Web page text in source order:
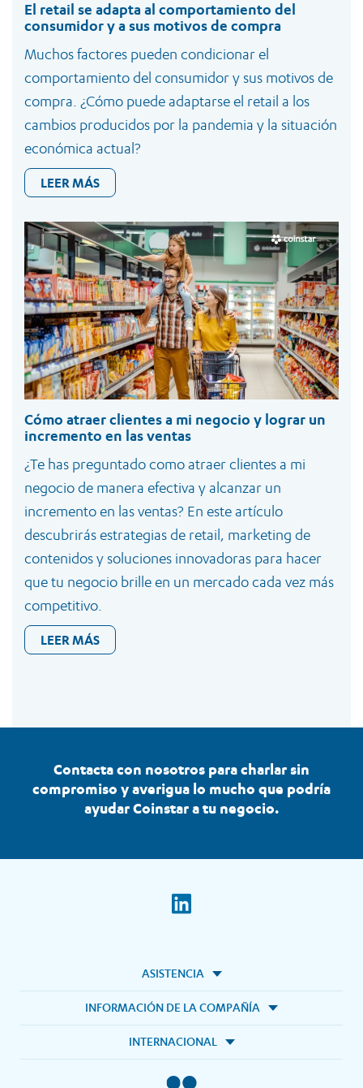
El retail se adapta al comportamiento del
consumidor y a sus motivos de compra
Muchos factores pueden condicionar el
comportamiento del consumidor y sus motivos de
compra. ¿Cómo puede adaptarse el retail a los
cambios producidos por la pandemia y la situación
económica actual?
LEER MÁS
Cómo atraer clientes a mi negocio y lograr un
incremento en las ventas
¿Te has preguntado como atraer clientes a mi
negocio de manera efectiva y alcanzar un
incremento en las ventas? En este artículo
descubrirás estrategias de retail, marketing de
contenidos y soluciones innovadoras para hacer
que tu negocio brille en un mercado cada vez más
competitivo.
LEER MÁS
Contacta con nosotros para charlar sin
compromiso y averigua lo mucho que podría
ayudar Coinstar a tu negocio.
ASISTENCIA
INFORMACIÓN DE LA COMPAÑÍA
INTERNACIONAL